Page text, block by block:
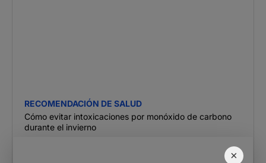
×
RECOMENDACIÓN DE SALUD
Cómo evitar intoxicaciones por monóxido de carbono
durante el invierno